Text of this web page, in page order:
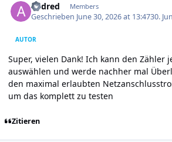
andred Members
Geschrieben June 30, 2026 at 13:4730.
AUTOR
Super, vielen Dank! Ich kann den Zähler
auswählen und werde nachher mal
den maximal erlaubten
um das komplett zu testen
Zitieren